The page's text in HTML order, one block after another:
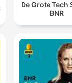
De Grote Tech
BNR